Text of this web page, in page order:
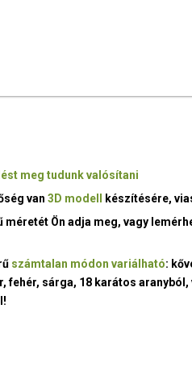
meg tudunk valósítani
van3D modell
készítésére,
méretét Ön adja meg, vagy
számtalan módon variálható:
fehér, sárga, 18 karátos